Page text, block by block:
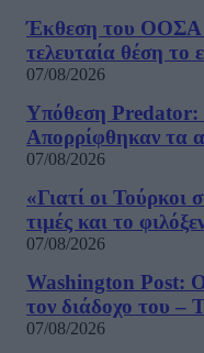
Έκθεση του ΟΟΣΑ
τελευταία θέση το
07/08/2026
Υπόθεση Predator:
Απορρίφθηκαν τα
07/08/2026
«Γιατί οι Τούρκοι
τιμές και το
07/08/2026
Washington Post: Ο
τον διάδοχο του –
07/08/2026